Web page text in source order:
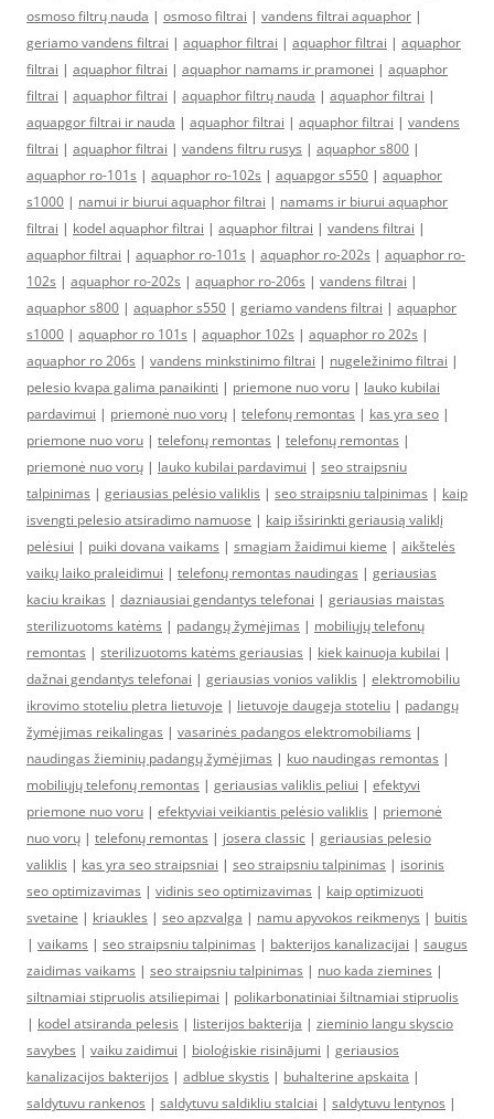
osmoso filtrų nauda | osmoso filtrai | vandens filtrai aquaphor |
geriamo vandens filtrai | aquaphor filtrai | aquaphor filtrai | aquaphor
filtrai | aquaphor filtrai | aquaphor namams ir pramonei | aquaphor
filtrai | aquaphor filtrai | aquaphor filtrų nauda | aquaphor filtrai |
aquapgor filtrai ir nauda | aquaphor filtrai | aquaphor filtrai | vandens
filtrai | aquaphor filtrai | vandens filtru rusys | aquaphor s800 |
aquaphor ro-101s | aquaphor ro-102s | aquapgor s550 | aquaphor
s1000 | namui ir biurui aquaphor filtrai | namams ir biurui aquaphor
filtrai | kodel aquaphor filtrai | aquaphor filtrai | vandens filtrai |
aquaphor filtrai | aquaphor ro-101s | aquaphor ro-202s | aquaphor ro-
102s | aquaphor ro-202s | aquaphor ro-206s | vandens filtrai |
aquaphor s800 | aquaphor s550 | geriamo vandens filtrai | aquaphor
s1000 | aquaphor ro 101s | aquaphor 102s | aquaphor ro 202s |
aquaphor ro 206s | vandens minkstinimo filtrai | nugeležinimo filtrai |
pelesio kvapa galima panaikinti | priemone nuo voru | lauko kubilai
pardavimui | priemonė nuo vorų | telefonų remontas | kas yra seo |
priemone nuo voru | telefonų remontas | telefonų remontas |
priemonė nuo vorų | lauko kubilai pardavimui | seo straipsniu
talpinimas | geriausias pelėsio valiklis | seo straipsniu talpinimas | kaip
isvengti pelesio atsiradimo namuose | kaip išsirinkti geriausią valiklį
pelėsiui | puiki dovana vaikams | smagiam žaidimui kieme | aikštelės
vaikų laiko praleidimui | telefonų remontas naudingas | geriausias
kaciu kraikas | dazniausiai gendantys telefonai | geriausias maistas
sterilizuotoms katėms | padangų žymėjimas | mobiliųjų telefonų
remontas | sterilizuotoms katėms geriausias | kiek kainuoja kubilai |
dažnai gendantys telefonai | geriausias vonios valiklis | elektromobiliu
ikrovimo stoteliu pletra lietuvoje | lietuvoje daugeja stoteliu | padangų
žymėjimas reikalingas | vasarinės padangos elektromobiliams |
naudingas žieminių padangų žymėjimas | kuo naudingas remontas |
mobiliųjų telefonų remontas | geriausias valiklis peliui | efektyvi
priemone nuo voru | efektyviai veikiantis pelėsio valiklis | priemonė
nuo vorų | telefonų remontas | josera classic | geriausias pelesio
valiklis | kas yra seo straipsniai | seo straipsniu talpinimas | isorinis
seo optimizavimas | vidinis seo optimizavimas | kaip optimizuoti
svetaine | kriaukles | seo apzvalga | namu apyvokos reikmenys | buitis
| vaikams | seo straipsniu talpinimas | bakterijos kanalizacijai | saugus
zaidimas vaikams | seo straipsniu talpinimas | nuo kada ziemines |
siltnamiai stipruolis atsiliepimai | polikarbonatiniai šiltnamiai stipruolis
| kodel atsiranda pelesis | listerijos bakterija | zieminio langu skyscio
savybes | vaiku zaidimui | bioloģiskie risinājumi | geriausios
kanalizacijos bakterijos | adblue skystis | buhalterine apskaita |
saldytuvu rankenos | saldytuvu saldikliu stalciai | saldytuvu lentynos |